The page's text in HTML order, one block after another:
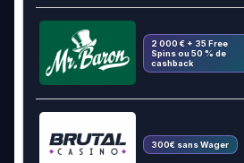
2 000 € + 35 Free
Spins ou 50 % de
cashback
300€ sans Wager